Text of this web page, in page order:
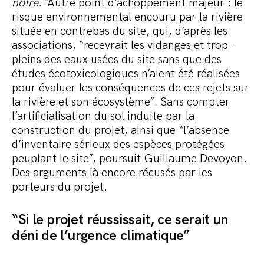
nôtre.”Autre point d’achoppement majeur : le
risque environnemental encouru par la rivière
située en contrebas du site, qui, d’après les
associations, “recevrait les vidanges et trop-
pleins des eaux usées du site sans que des
études écotoxicologiques n’aient été réalisées
pour évaluer les conséquences de ces rejets sur
la rivière et son écosystème”. Sans compter
l’artificialisation du sol induite par la
construction du projet, ainsi que “l’absence
d’inventaire sérieux des espèces protégées
peuplant le site”, poursuit Guillaume Devoyon.
Des arguments là encore récusés par les
porteurs du projet.
“Si le projet réussissait, ce serait un
déni de l’urgence climatique”